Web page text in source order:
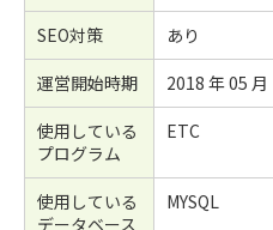
SEO対策
あり
運営開始時期
2018 年 05 月
使用している
プログラム
ETC
使用している
データベース
MYSQL